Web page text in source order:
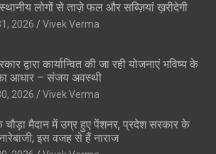
स्थानीय लोगों से ताज़े फल और सब्ज़ियां ख़रीदेगी
2026 Vivek Verma
द्वारा कार्यान्वित की जा रही योजनाएं भविष्य के
आधार – संजय अवस्थी
2026 Vivek Verma
चौड़ा मैदान में उग्र हुए पेंशनर, प्रदेश सरकार के
इस वजह से हैं नाराज